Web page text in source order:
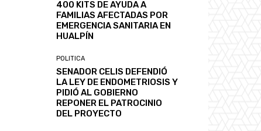
400 KITS DE AYUDA A
FAMILIAS AFECTADAS POR
EMERGENCIA SANITARIA EN
HUALPÍN
POLITICA
SENADOR CELIS DEFENDIÓ
LA LEY DE ENDOMETRIOSIS Y
PIDIÓ AL GOBIERNO
REPONER EL PATROCINIO
DEL PROYECTO